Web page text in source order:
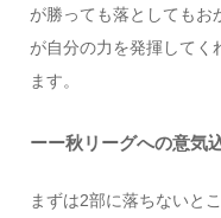
が勝っても落としてもお
が自分の力を発揮してく
ます。
ーー秋リーグへの意気
まずは2部に落ちないと